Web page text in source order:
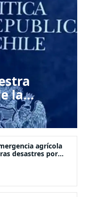
la
1
la
y
agrícola
desastres por